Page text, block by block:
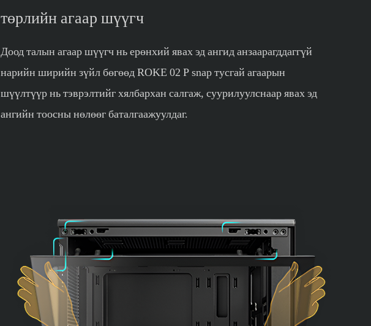
төрлийн агаар шүүгч
Доод талын агаар шүүгч нь ерөнхий явах эд ангид анзаарагддаггүй
нарийн ширийн зүйл бөгөөд ROKE 02 P snap тусгай агаарын
шүүлтүүр нь тэврэлтийг хялбархан салгаж, суурилуулснаар явах эд
ангийн тоосны нөлөөг баталгаажуулдаг.